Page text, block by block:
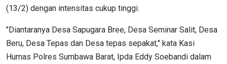
(13/2) dengan intensitas cukup tinggi.
"Diantaranya Desa Sapugara Bree, Desa Seminar Salit, Desa
Beru, Desa Tepas dan Desa tepas sepakat," kata Kasi
Humas Polres Sumbawa Barat, Ipda Eddy Soebandi dalam